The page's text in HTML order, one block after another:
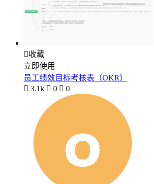
收藏
立即使用
员工绩效目标考核表（OKR）
 3.1k  0  0